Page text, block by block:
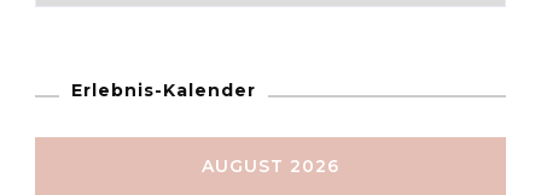
Erlebnis-Kalender
AUGUST 2026